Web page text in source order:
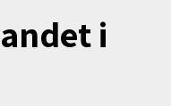
i